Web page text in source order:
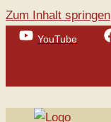
Zum Inhalt springen
YouTube